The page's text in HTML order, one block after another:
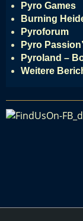
Pyro Games
Burning
Pyroforum
Pyro
Pyroland –
Weitere